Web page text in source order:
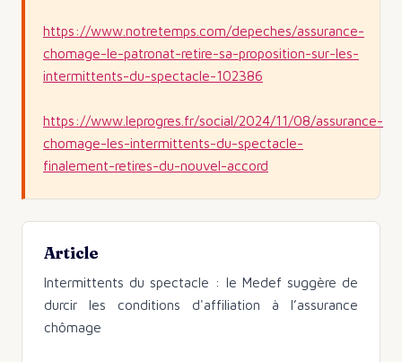
https://www.notretemps.com/depeches/assurance-
chomage-le-patronat-retire-sa-proposition-sur-les-
intermittents-du-spectacle-102386
https://www.leprogres.fr/social/2024/11/08/assurance-
chomage-les-intermittents-du-spectacle-
finalement-retires-du-nouvel-accord
Article
Intermittents du spectacle : le Medef suggère de
durcir les conditions d'affiliation à l’assurance
chômage